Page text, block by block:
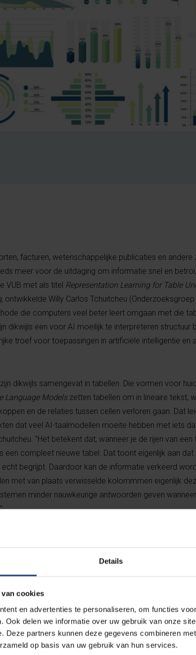
Details
van cookies
en advertenties te personaliseren, om functies
Ook delen we informatie over uw gebruik van onze
Deze partners kunnen deze gegevens combineren
op basis van uw gebruik van hun services.
facturen, wetenschappelijke publicaties en
meer voor de uitdaging om informatie snel en
VUB met als titel Representation Learning for Table
ontwikkelde Willy Carlos Tchuitcheu
die computers veel beter leert omgaan met die
dikwijls een voor AI moeilijk te interpreteren structuur
troef voor toepassingen in artificiële intelligentie en
dikwijls samengevat in tabellen. Die vormen voor
Language Modelszetten tabellen om in lineaire tekst,
en de relaties tussen cellen verloren gaan. Dat
dat veel AI-taalmodellen moeite hebben met iets
"Het betekent dat, wanneer je de rijen van
een compleet nieuwe tabel. Dat toont eigenlijk aan
begrijpt. Daardoor kan de informatie verkeerd
met van plaats verwisselde kolommmen eigenlijk
minder nauwkeurige antwoorden geven
het zogenaamde
hij een structuurbewuste methode die
staat te stellen tabellen natuurlijker te begrijpen", legt
simpelweg nabootsen van een principe dat is
de onderliggende structuur begrijpen, net als
bruikbare inzichten, met name in sectoren waar